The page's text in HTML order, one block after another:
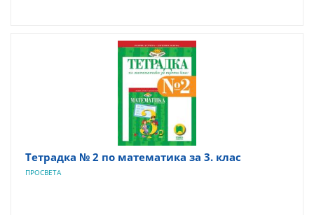
Tетрадка № 2 по математика за 3. клас
ПРОСВЕТА